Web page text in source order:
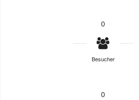
0
Besucher
0